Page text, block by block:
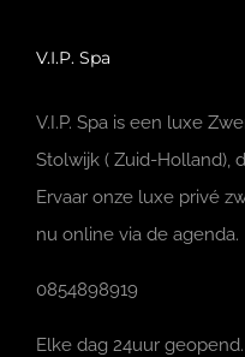
V.I.P. Spa
V.I.P. Spa is een luxe
Stolwijk ( Zuid-Holland),
Ervaar onze luxe privé
nu online via de agenda.
0854898919
Elke dag 24uur geopend.